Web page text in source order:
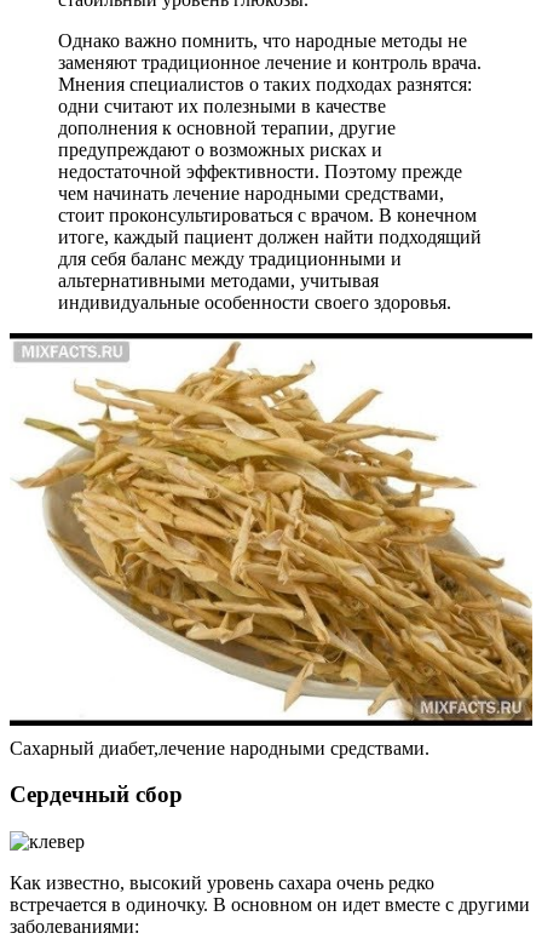
Однако важно помнить, что народные методы не
заменяют традиционное лечение и контроль врача.
Мнения специалистов о таких подходах разнятся:
одни считают их полезными в качестве
дополнения к основной терапии, другие
предупреждают о возможных рисках и
недостаточной эффективности. Поэтому прежде
чем начинать лечение народными средствами,
стоит проконсультироваться с врачом. В конечном
итоге, каждый пациент должен найти подходящий
для себя баланс между традиционными и
альтернативными методами, учитывая
индивидуальные особенности своего здоровья.
Сахарный диабет,лечение народными средствами.
Сердечный сбор
Как известно, высокий уровень сахара очень редко
встречается в одиночку. В основном он идет вместе с другими
заболеваниями: